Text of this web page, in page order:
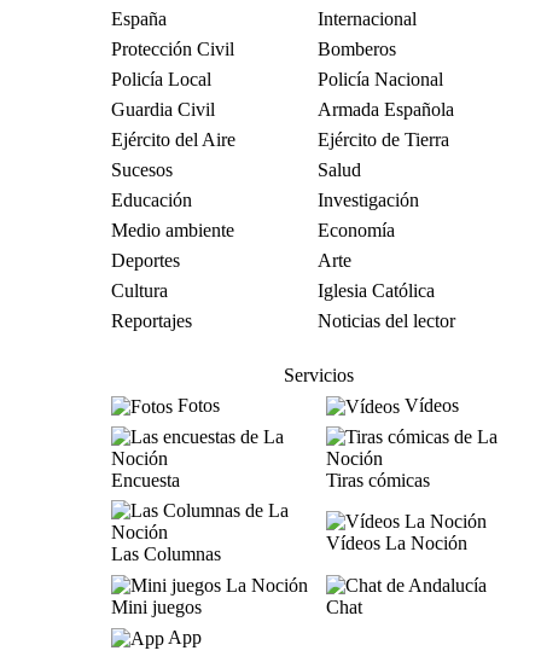
España
Internacional
Protección Civil
Bomberos
Policía Local
Policía Nacional
Guardia Civil
Armada Española
Ejército del Aire
Ejército de Tierra
Sucesos
Salud
Educación
Investigación
Medio ambiente
Economía
Deportes
Arte
Cultura
Iglesia Católica
Reportajes
Noticias del lector
Servicios
Fotos
Vídeos
Encuesta Tiras cómicas
Las Columnas
Vídeos La Noción
Mini juegos
Chat
App